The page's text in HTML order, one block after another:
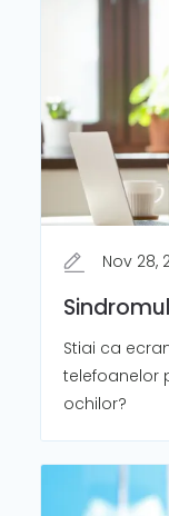
Nov 28,
Stiai ca
telefoanelor
ochilor?